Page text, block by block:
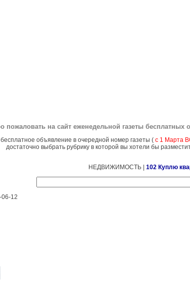
пожаловать на сайт еженедельной газеты бесплатных
объявление в очередной номер газеты ( с 1 Марта
достаточно выбрать рубрику в которой вы хотели бы
НЕДВИЖИМОСТЬ | 102 Куплю
12